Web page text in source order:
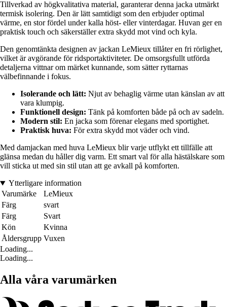
Tillverkad av högkvalitativa material, garanterar denna jacka utmärkt
termisk isolering. Den är lätt samtidigt som den erbjuder optimal
värme, en stor fördel under kalla höst- eller vinterdagar. Huvan ger en
praktisk touch och säkerställer extra skydd mot vind och kyla.
Den genomtänkta designen av jackan LeMieux tillåter en fri rörlighet,
vilket är avgörande för ridsportaktiviteter. De omsorgsfullt utförda
detaljerna vittnar om märket kunnande, som sätter ryttarnas
välbefinnande i fokus.
Isolerande och lätt: Njut av behaglig värme utan känslan av att
vara klumpig.
Funktionell design: Tänk på komforten både på och av sadeln.
Modern stil: En jacka som förenar elegans med sportighet.
Praktisk huva: För extra skydd mot väder och vind.
Med damjackan med huva LeMieux blir varje utflykt ett tillfälle att
glänsa medan du håller dig varm. Ett smart val för alla hästälskare som
vill sticka ut med sin stil utan att ge avkall på komforten.
Ytterligare information
Varumärke
LeMieux
Färg
svart
Färg
Svart
Kön
Kvinna
Åldersgrupp Vuxen
Loading...
Loading...
Alla våra varumärken